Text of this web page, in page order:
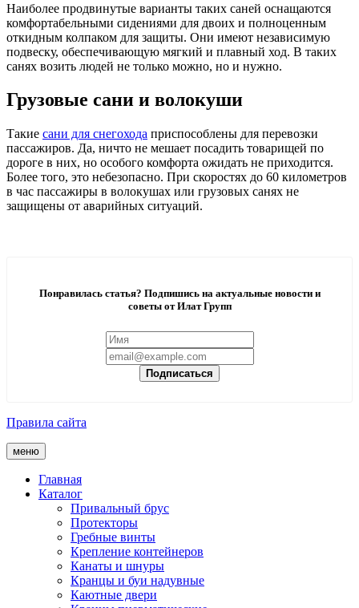
Наиболее продвинутые варианты таких саней оснащаются
комфортабельными сидениями для двоих и полноценным
откидным колпаком для защиты. Они имеют независимую
подвеску, обеспечивающую мягкий и плавный ход. В таких
санях возить людей не только можно, но и нужно.
Грузовые сани и волокуши
Такие сани для снегохода приспособлены для перевозки
пассажиров. Да, ничто не мешает посадить товарищей по
дороге в них, но особого комфорта ожидать не приходится.
Более того, это небезопасно. При скоростях до 60 километров
в час пассажиры в волокушах или грузовых санях не
защищены от аварийных ситуаций.
Понравилась статья? Подпишись на актуальные новости и
советы от Илат Групп
Подписаться
Правила сайта
меню
Главная
Каталог
Привальный брус
Протекторы
Гребные винты
Крепление контейнеров
Канаты и шнуры
Кранцы и буи надувные
Каютные двери